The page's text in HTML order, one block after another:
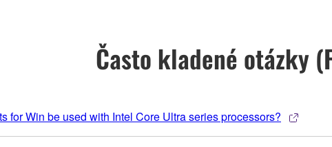
Často kladené otázky
for Win be used with Intel Core Ultra series processors?